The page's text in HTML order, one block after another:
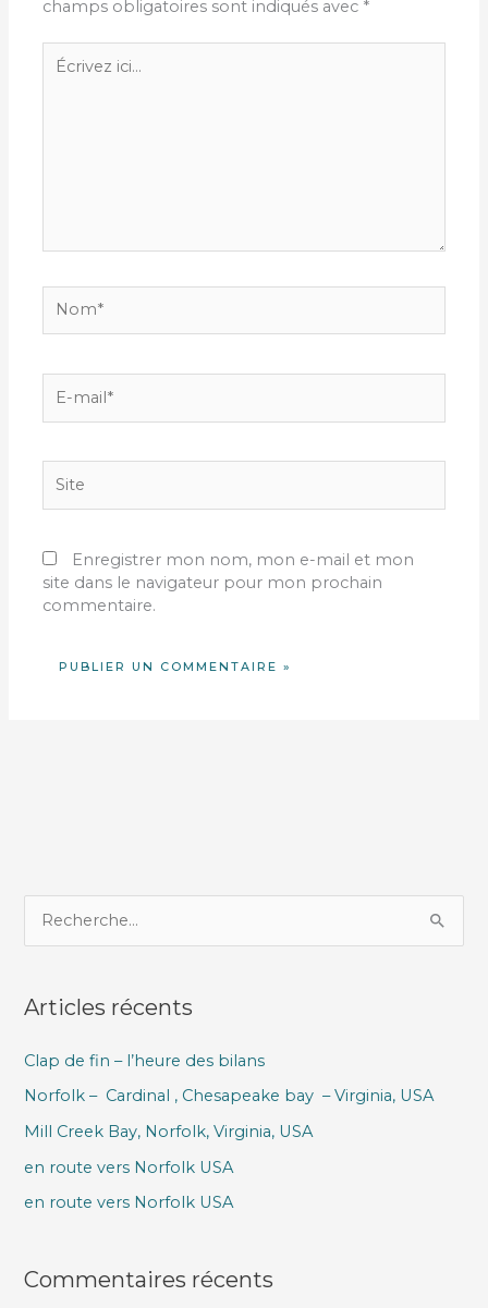
champs obligatoires sont indiqués avec *
Écrivez
ici…
mail*
Enregistrer mon nom, mon e-mail et mon
site dans le navigateur pour mon prochain
commentaire.
e
h
r
c
h
e
Articles récents
Clap de fin – l’heure des bilans
Norfolk – Cardinal , Chesapeake bay – Virginia, USA
Mill Creek Bay, Norfolk, Virginia, USA
en route vers Norfolk USA
en route vers Norfolk USA
Commentaires récents